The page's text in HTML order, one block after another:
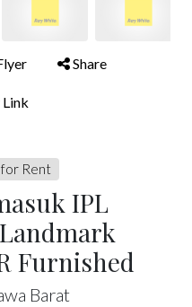
Share
Rent
IPL
Furnished
Barat